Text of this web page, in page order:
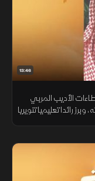
13:46
الأديب المربي
رائدا تعليميا تنويريا